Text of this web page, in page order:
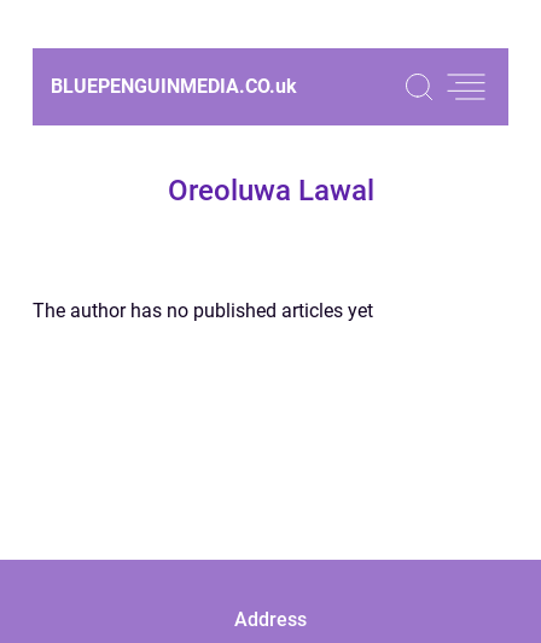
BLUEPENGUINMEDIA.CO.uk
Oreoluwa Lawal
The author has no published articles yet
Address